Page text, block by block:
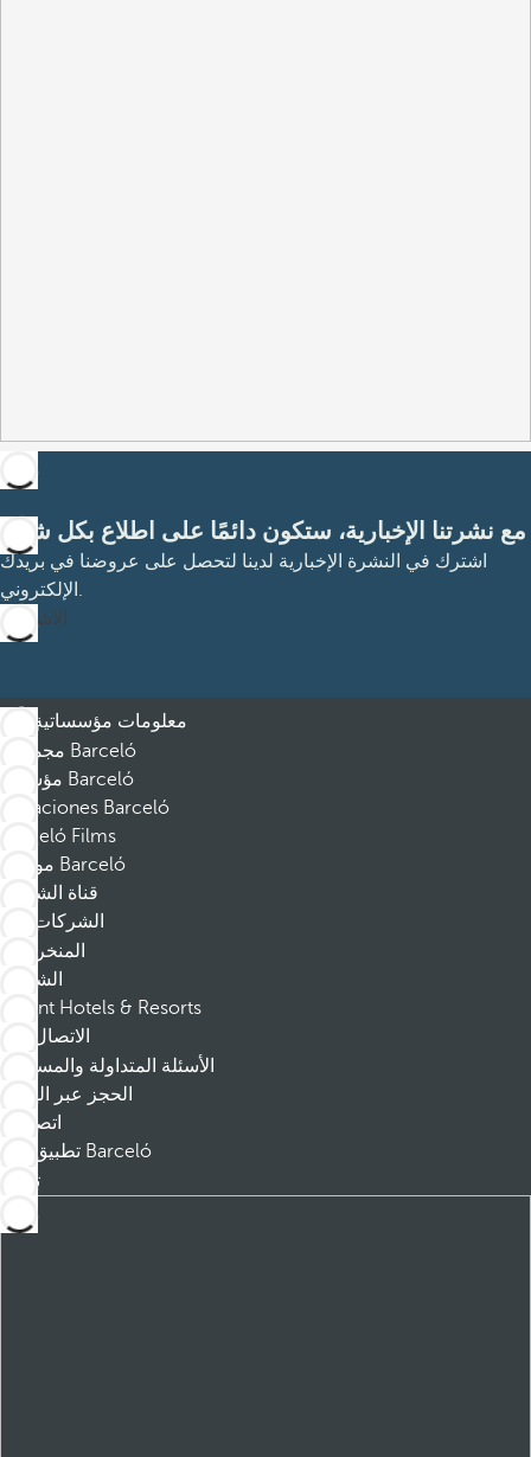
مع نشرتنا الإخبارية، ستكون دائمًا على اطلاع بكل شيء
اشترك في النشرة الإخبارية لدينا لتحصل على عروضنا في بريدك
الإلكتروني.
الاشتراك
معلومات مؤسساتية
مجموعة Barceló
مؤسسة Barceló
Vacaciones Barceló
Barceló Films
موظفو Barceló
قناة الشكوى
الشركات
المنخرطين
الشركاء
Dorint Hotels & Resorts
الاتصال
الأسئلة المتداولة والمساعدة
الحجز عبر الهاتف
اتصل بنا
تطبيق Barceló
تنزيل